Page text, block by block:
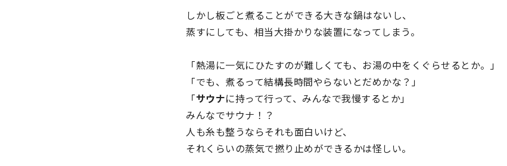
しかし板ごと煮ることができる大きな鍋はないし、
蒸すにしても、相当大掛かりな装置になってしまう。
「熱湯に一気にひたすのが難しくても、お湯の中をくぐらせるとか。」
「でも、煮るって結構長時間やらないとだめかな？」
「サウナに持って行って、みんなで我慢するとか」
みんなでサウナ！？
人も糸も整うならそれも面白いけど、
それくらいの蒸気で撚り止めができるかは怪しい。